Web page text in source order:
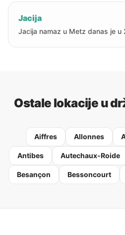
Jacija
Jacija namaz u Metz danas je u
Ostale lokacije u
Aiffres Allonnes
Antibes Autechaux-Roide
Besançon Bessoncourt